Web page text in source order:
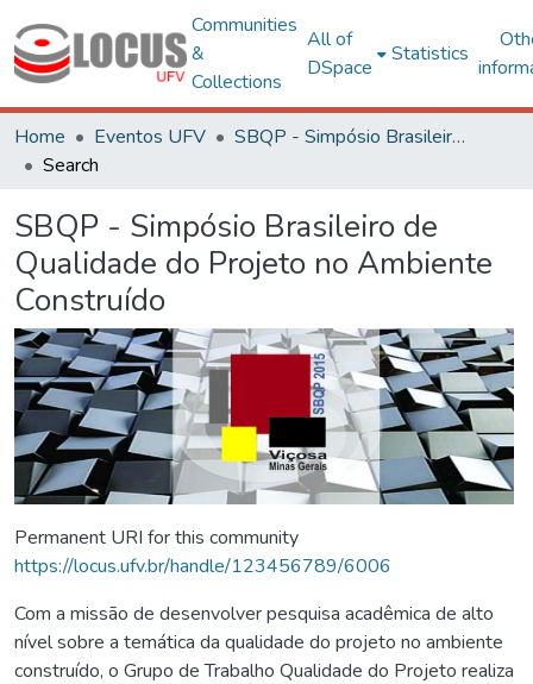
Communities
&
Collections
All of
DSpace
Statistics
Home Eventos UFV
SBQP - Simpósio Brasileiro de Qualidade do Projeto no Ambiente Construído
Search
SBQP - Simpósio Brasileiro de
Qualidade do Projeto no Ambiente
Construído
Permanent URI for this community
https://locus.ufv.br/handle/123456789/6006
Com a missão de desenvolver pesquisa acadêmica de alto
nível sobre a temática da qualidade do projeto no ambiente
construído, o Grupo de Trabalho Qualidade do Projeto realiza